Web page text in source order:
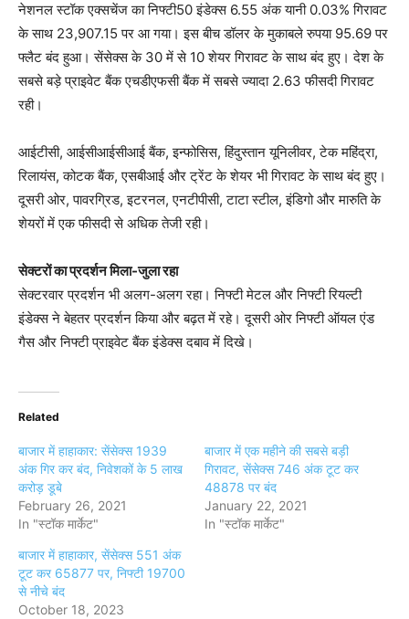
नेशनल स्टॉक एक्सचेंज का निफ्टी50 इंडेक्स 6.55 अंक यानी 0.03% गिरावट
के साथ 23,907.15 पर आ गया। इस बीच डॉलर के मुकाबले रुपया 95.69 पर
फ्लैट बंद हुआ। सेंसेक्स के 30 में से 10 शेयर गिरावट के साथ बंद हुए। देश के
सबसे बड़े प्राइवेट बैंक एचडीएफसी बैंक में सबसे ज्यादा 2.63 फीसदी गिरावट
रही।
आईटीसी, आईसीआईसीआई बैंक, इन्फोसिस, हिंदुस्तान यूनिलीवर, टेक महिंद्रा,
रिलायंस, कोटक बैंक, एसबीआई और ट्रेंट के शेयर भी गिरावट के साथ बंद हुए।
दूसरी ओर, पावरग्रिड, इटरनल, एनटीपीसी, टाटा स्टील, इंडिगो और मारुति के
शेयरों में एक फीसदी से अधिक तेजी रही।
सेक्टरों का प्रदर्शन मिला-जुला रहा
सेक्टरवार प्रदर्शन भी अलग-अलग रहा। निफ्टी मेटल और निफ्टी रियल्टी
इंडेक्स ने बेहतर प्रदर्शन किया और बढ़त में रहे। दूसरी ओर निफ्टी ऑयल एंड
गैस और निफ्टी प्राइवेट बैंक इंडेक्स दबाव में दिखे।
Related
बाजार में हाहाकार: सेंसेक्स 1939
अंक गिर कर बंद, निवेशकों के 5 लाख
करोड़ डूबे
February 26, 2021
In "स्टॉक मार्केट"
बाजार में एक महीने की सबसे बड़ी
गिरावट, सेंसेक्स 746 अंक टूट कर
48878 पर बंद
January 22, 2021
In "स्टॉक मार्केट"
बाजार में हाहाकार, सेंसेक्स 551 अंक
टूट कर 65877 पर, निफ्टी 19700
से नीचे बंद
October 18, 2023